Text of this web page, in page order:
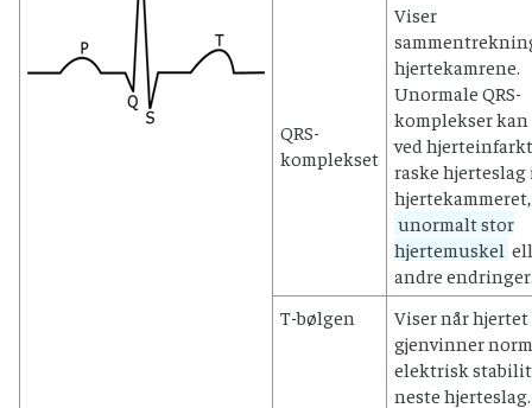
QRS-
komplekset
Viser
hjertekamrene.
Unormale QRS-
komplekser kan
ved
raske hjerteslag
hjertekammeret,
unormalt stor
hjertemuskel
andre
T-bølgen
Viser når hjertet
gjenvinner
elektrisk
neste hjerteslag.